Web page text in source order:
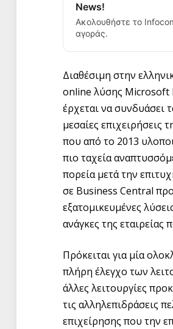
News!
Ακολουθήστε το
αγοράς.
Διαθέσιμη στην
online λύσης Microsoft
έρχεται να συνδυάσει
μεσαίες επιχειρήσεις
που από το 2013
πιο ταχεία
πορεία μετά την
σε Business Central
εξατομικευμένες
ανάγκες της εταιρείας
Πρόκειται για μία
πλήρη έλεγχο των
άλλες λειτουργίες
τις αλληλεπιδράσεις
επιχείρησης που την